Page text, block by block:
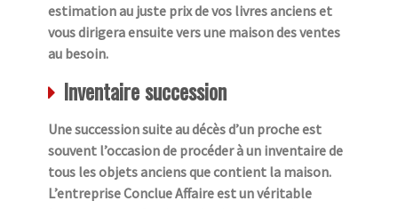
estimation au juste prix de vos livres anciens et
vous dirigera ensuite vers une maison des ventes
au besoin.
Inventaire succession
Une succession suite au décès d’un proche est
souvent l’occasion de procéder à un inventaire de
tous les objets anciens que contient la maison.
L’entreprise Conclue Affaire est un véritable